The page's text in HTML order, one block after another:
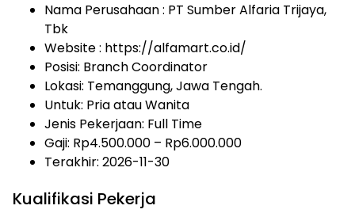
Nama Perusahaan : PT Sumber Alfaria Trijaya,
Tbk
Website : https://alfamart.co.id/
Posisi: Branch Coordinator
Lokasi: Temanggung, Jawa Tengah.
Untuk: Pria atau Wanita
Jenis Pekerjaan: Full Time
Gaji: Rp4.500.000 – Rp6.000.000
Terakhir: 2026-11-30
Kualifikasi Pekerja